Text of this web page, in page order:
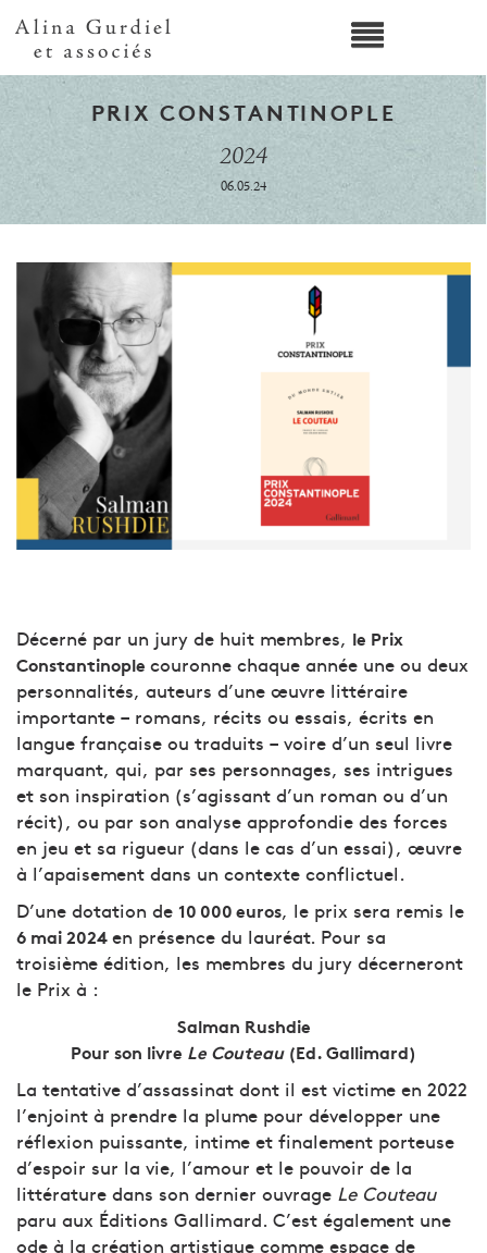
PRIX CONSTANTINOPLE
2024
06.05.24
Décerné par un jury de huit membres, le Prix
Constantinople couronne chaque année une ou deux
personnalités, auteurs d’une œuvre littéraire
importante – romans, récits ou essais, écrits en
langue française ou traduits – voire d’un seul livre
marquant, qui, par ses personnages, ses intrigues
et son inspiration (s’agissant d’un roman ou d’un
récit), ou par son analyse approfondie des forces
en jeu et sa rigueur (dans le cas d’un essai), œuvre
à l’apaisement dans un contexte conflictuel.
D’une dotation de 10 000 euros, le prix sera remis le
6 mai 2024 en présence du lauréat. Pour sa
troisième édition, les membres du jury décerneront
le Prix à :
Salman Rushdie
Pour son livre Le Couteau(Ed. Gallimard)
La tentative d’assassinat dont il est victime en 2022
l’enjoint à prendre la plume pour développer une
réflexion puissante, intime et finalement porteuse
d’espoir sur la vie, l’amour et le pouvoir de la
littérature dans son dernier ouvrage Le Couteau
paru aux Éditions Gallimard. C’est également une
ode à la création artistique comme espace de